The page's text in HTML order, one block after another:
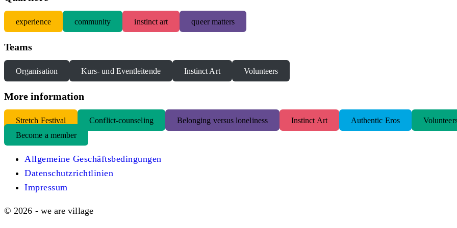
experience community instinct art queer matters
Teams
Organisation Kurs- und Eventleitende Instinct Art Volunteers
More information
Stretch Festival Conflict-counseling Belonging versus loneliness Instinct Art Authentic Eros
Become a member
Allgemeine Geschäftsbedingungen
Datenschutzrichtlinien
Impressum
© 2026 - we are village